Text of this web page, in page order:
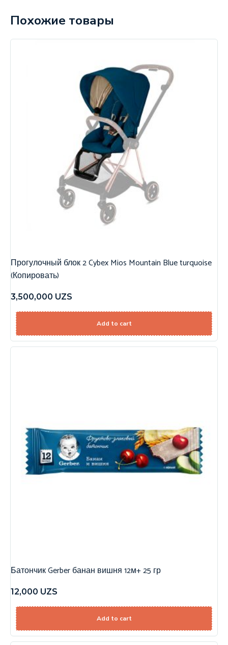
Похожие товары
Прогулочный блок 2 Cybex Mios Mountain Blue turquoise
(Копировать)
3,500,000 UZS
Add to cart
Батончик Gerber банан вишня 12м+ 25 гр
12,000 UZS
Add to cart